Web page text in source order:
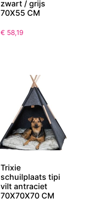
zwart / grijs
70X55 CM
€ 58,19
Trixie
schuilplaats tipi
vilt antraciet
70X70X70 CM